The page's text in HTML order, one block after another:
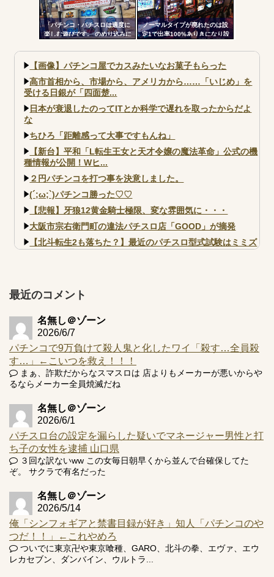
「パチンコ・パチスロは適度に
楽しむ遊びです。 のめり込みに
しいだろｗｗｗ
ノーマルタイプが廃れたのは設
定1で出率100%ありきになり設
【画像】パチンコ屋でカスみたいなお菓子もらった
高市首相から、市場から、アメリカから……「いじめ」を
受ける日銀が「四面楚...
日本が衰退したのってITとか科学で遅れを取ったからだよ
な
ちひろ「距離感って大事ですもんね」
【新台】平和「L転生王女と天才令嬢の魔法革命」公式の機
種情報が公開！Wヒ...
２円パチンコを打つ事を決意しました。
(´;ω;`)パチンコ勝った♡♡
【悲報】牙狼12黄金騎士極限、変な雰囲気に・・・
大阪市宗右衛門町の違法パチスロ店「GOOD」が摘発
【北斗転生2も落ちた？】最近のパチスロ型式試験はミミズ
アズールレーン スロット評価はコイン持ちの悪い疑似ボ天
Powered by livedoor 相互RSS
最近のコメント
名無し＠ゾーン
2026/6/7
パチンコで9万負けて殺人鬼と化したワイ「殺す…全員殺
す…」←こいつを救え！！！
まぁ、詐欺だからなスマスロは 店よりもメーカーが悪いからや
るならメーカー全員焼滅だね
名無し＠ゾーン
2026/6/1
パチスロ台の設定を漏らした疑いでマネージャー男性と打
ち子の女性を逮捕 山口県
３回な訳ないww この女毎日朝早くから並んで台確保してた
ぞ。 サクラで有名だった
名無し＠ゾーン
2026/5/14
俺「シンフォギアと禁書目録が好き」知人「パチンコのや
つだ！！」←これやめろ
ついでに東京卍や東京喰種、GARO、北斗の拳、エヴァ、エウ
レカセブン、ダンバイン、ウルトラ...